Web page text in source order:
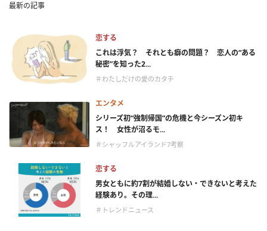
最新の記事
恋する
これは浮気？ それとも癖の問題？ 恋人の“ある
秘密”を知った2...
＃わたしだけの愛のカタチ
エンタメ
シリーズ初“強制帰国”の危機と今シーズン初キ
ス！ 女性が沼るモ...
＃シャッフルアイランド7考察
恋する
男女ともに約7割が結婚しない・できないと考えた
経験あり。その理...
＃トレンドニュース